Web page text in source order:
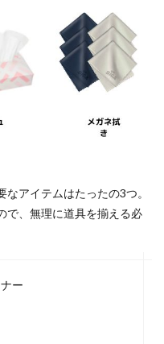
アイテムはたったの3つ。
で、無理に道具を揃える必
ー